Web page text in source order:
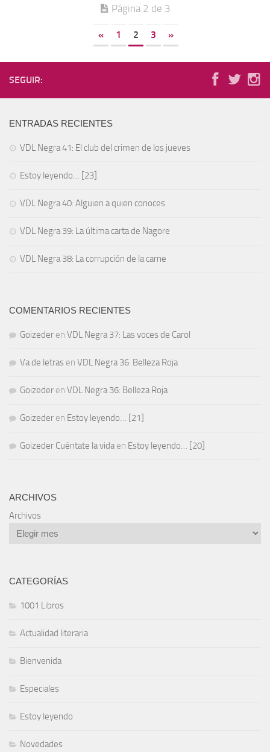
Página 2 de 3
« 1 2 3 »
SEGUIR:
ENTRADAS RECIENTES
VDL Negra 41: El club del crimen de los jueves
Estoy leyendo… [23]
VDL Negra 40: Alguien a quien conoces
VDL Negra 39: La última carta de Nagore
VDL Negra 38: La corrupción de la carne
COMENTARIOS RECIENTES
Goizeder en VDL Negra 37: Las voces de Carol
Va de letras en VDL Negra 36: Belleza Roja
Goizeder en VDL Negra 36: Belleza Roja
Goizeder en Estoy leyendo… [21]
Goizeder Cuéntate la vidaen Estoy leyendo… [20]
ARCHIVOS
Archivos
CATEGORÍAS
1001 Libros
Actualidad literaria
Bienvenida
Especiales
Estoy leyendo
Novedades